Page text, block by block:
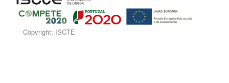
Copyright: ISCTE